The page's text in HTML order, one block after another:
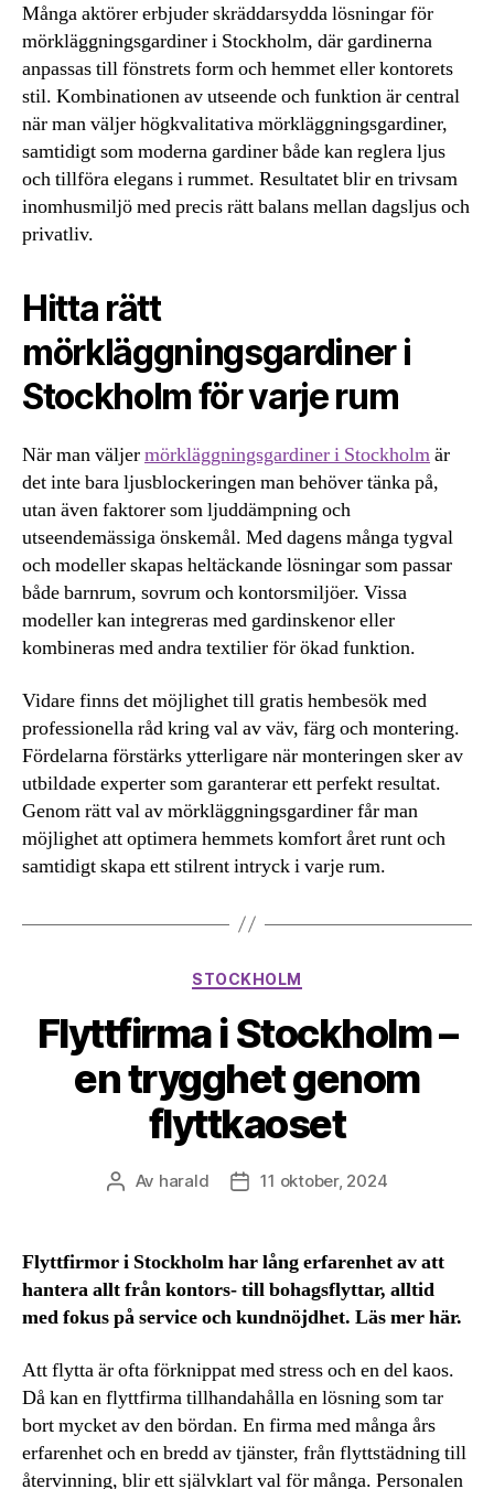
Många aktörer erbjuder skräddarsydda lösningar för
mörkläggningsgardiner i Stockholm, där gardinerna
anpassas till fönstrets form och hemmet eller kontorets
stil. Kombinationen av utseende och funktion är central
när man väljer högkvalitativa mörkläggningsgardiner,
samtidigt som moderna gardiner både kan reglera ljus
och tillföra elegans i rummet. Resultatet blir en trivsam
inomhusmiljö med precis rätt balans mellan dagsljus och
privatliv.
Hitta rätt
mörkläggningsgardiner i
Stockholm för varje rum
När man väljermörkläggningsgardiner i Stockholmär
det inte bara ljusblockeringen man behöver tänka på,
utan även faktorer som ljuddämpning och
utseendemässiga önskemål. Med dagens många tygval
och modeller skapas heltäckande lösningar som passar
både barnrum, sovrum och kontorsmiljöer. Vissa
modeller kan integreras med gardinskenor eller
kombineras med andra textilier för ökad funktion.
Vidare finns det möjlighet till gratis hembesök med
professionella råd kring val av väv, färg och montering.
Fördelarna förstärks ytterligare när monteringen sker av
utbildade experter som garanterar ett perfekt resultat.
Genom rätt val av mörkläggningsgardiner får man
möjlighet att optimera hemmets komfort året runt och
samtidigt skapa ett stilrent intryck i varje rum.
Kategorier
STOCKHOLM
Flyttfirma i Stockholm –
en trygghet genom
flyttkaoset
Inläggsförfattare
Av harald Inläggsdatum
11 oktober, 2024
Flyttfirmor i Stockholm har lång erfarenhet av att
hantera allt från kontors- till bohagsflyttar, alltid
med fokus på service och kundnöjdhet. Läs mer här.
Att flytta är ofta förknippat med stress och en del kaos.
Då kan en flyttfirma tillhandahålla en lösning som tar
bort mycket av den bördan. En firma med många års
erfarenhet och en bredd av tjänster, från flyttstädning till
återvinning, blir ett självklart val för många. Personalen